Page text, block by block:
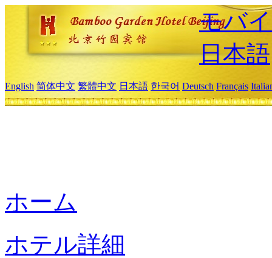
モバ
日本語
English 简体中文 繁體中文 日本語 한국어 Deutsch Français
ホーム
ホテル詳細